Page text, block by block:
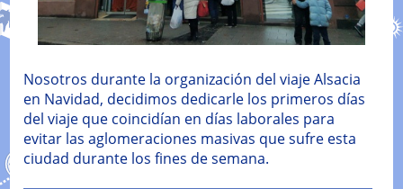
Nosotros durante la organización del viaje Alsacia
en Navidad, decidimos dedicarle los primeros días
del viaje que coincidían en días laborales para
evitar las aglomeraciones masivas que sufre esta
ciudad durante los fines de semana.